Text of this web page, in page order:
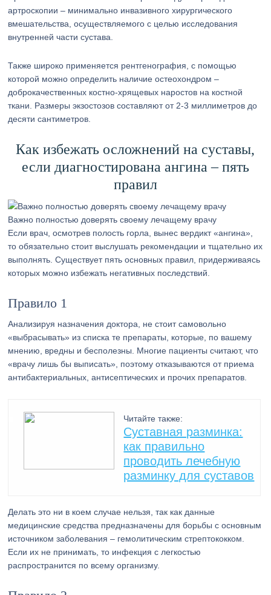
артроскопии – минимально инвазивного хирургического
вмешательства, осуществляемого с целью исследования
внутренней части сустава.
Также широко применяется рентгенография, с помощью
которой можно определить наличие остеохондром –
доброкачественных костно-хрящевых наростов на костной
ткани. Размеры экзостозов составляют от 2-3 миллиметров до
десяти сантиметров.
Как избежать осложнений на суставы,
если диагностирована ангина – пять
правил
Важно полностью доверять своему лечащему врачу
Если врач, осмотрев полость горла, вынес вердикт «ангина»,
то обязательно стоит выслушать рекомендации и тщательно их
выполнять. Существует пять основных правил, придерживаясь
которых можно избежать негативных последствий.
Правило 1
Анализируя назначения доктора, не стоит самовольно
«выбрасывать» из списка те препараты, которые, по вашему
мнению, вредны и бесполезны. Многие пациенты считают, что
«врачу лишь бы выписать», поэтому отказываются от приема
антибактериальных, антисептических и прочих препаратов.
Читайте также:
Суставная разминка:
как правильно
проводить лечебную
разминку для суставов
Делать это ни в коем случае нельзя, так как данные
медицинские средства предназначены для борьбы с основным
источником заболевания – гемолитическим стрептококком.
Если их не принимать, то инфекция с легкостью
распространится по всему организму.